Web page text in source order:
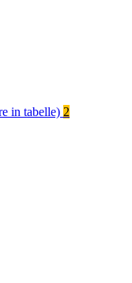
in tabelle) 2